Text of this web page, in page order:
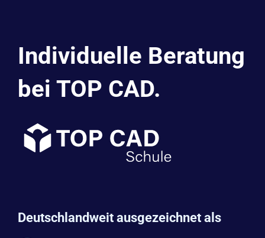
Individuelle Beratung
bei TOP CAD.
Deutschlandweit ausgezeichnet als